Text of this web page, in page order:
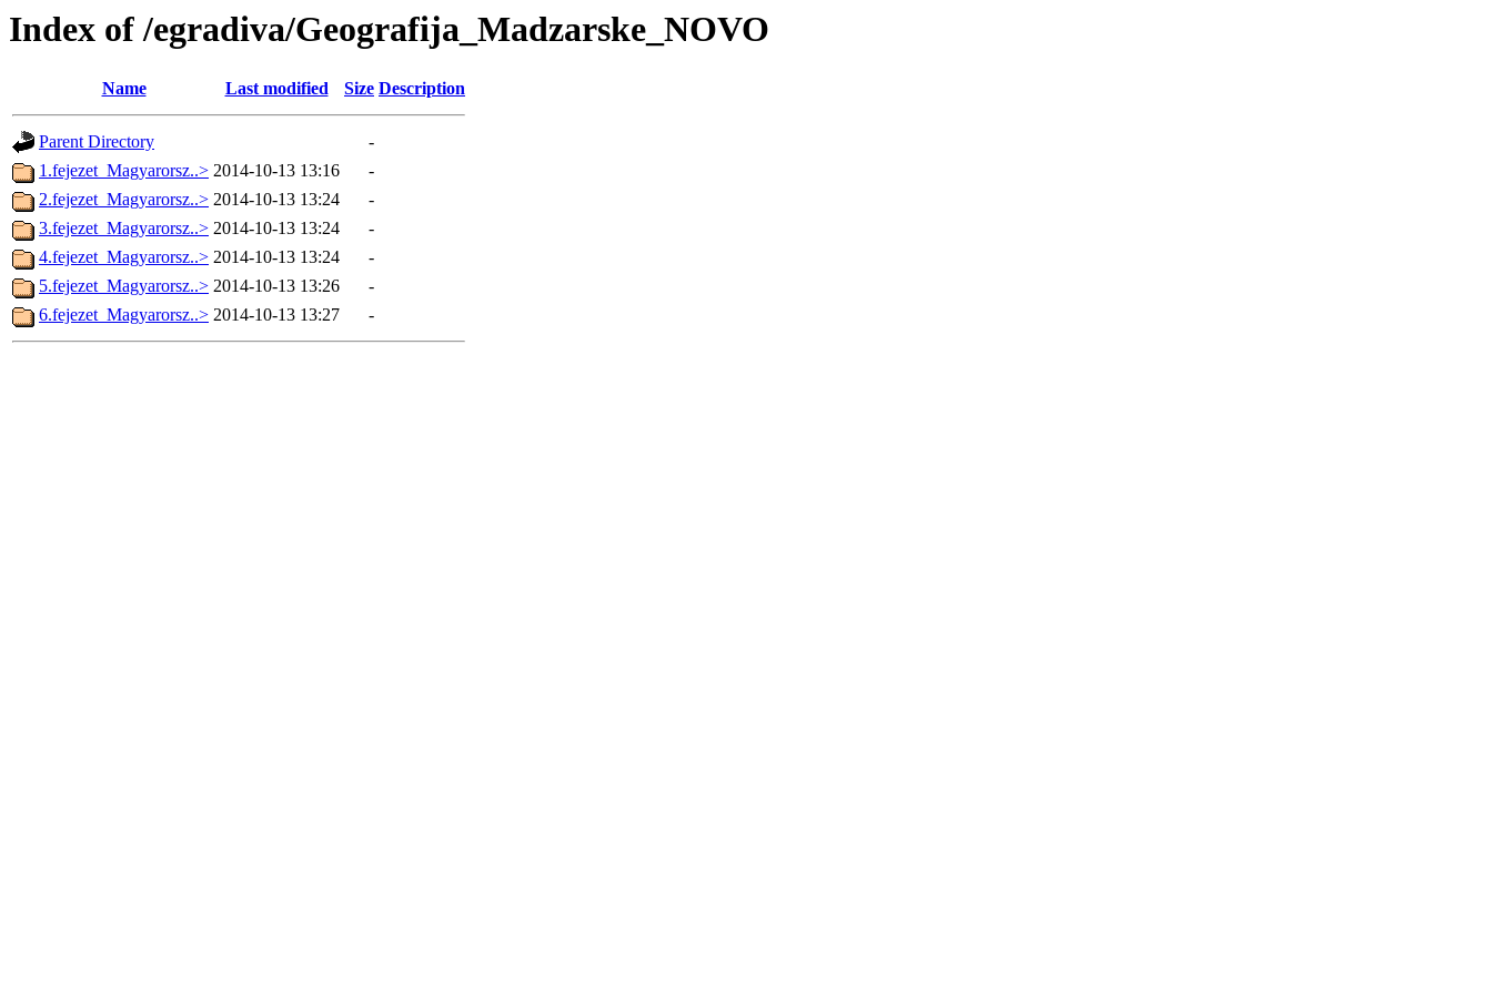
Index of /egradiva/Geografija_Madzarske_NOVO
Name Last modified Size Description
Parent Directory
-
1.fejezet_Magyarorsz..> 2014-10-13 13:16
-
2.fejezet_Magyarorsz..> 2014-10-13 13:24
-
3.fejezet_Magyarorsz..> 2014-10-13 13:24
-
4.fejezet_Magyarorsz..> 2014-10-13 13:24
-
5.fejezet_Magyarorsz..> 2014-10-13 13:26
-
6.fejezet_Magyarorsz..> 2014-10-13 13:27 -